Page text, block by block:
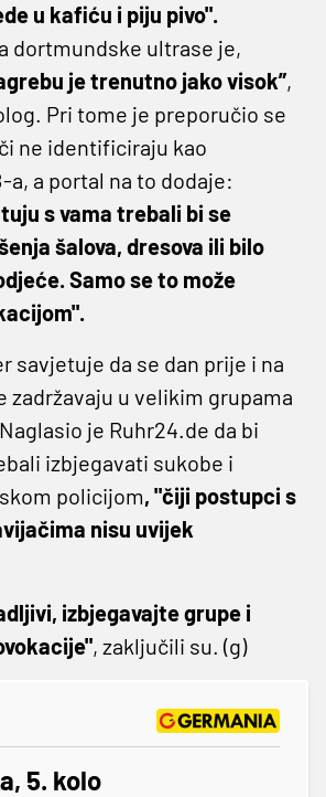
u kafiću i piju pivo".
dortmundske ultrase je,
je trenutno jako visok”,
Pri tome je preporučio se
ne identificiraju kao
a, a portal na to dodaje:
s vama trebali bi se
šalova, dresova ili bilo
Samo se to može
savjetuje da se dan prije i na
zadržavaju u velikim grupama
je Ruhr24.de da bi
izbjegavati sukobe i
policijom, "čiji postupci s
nisu uvijek
izbjegavajte grupe i
, zaključili su. (g)
5. kolo